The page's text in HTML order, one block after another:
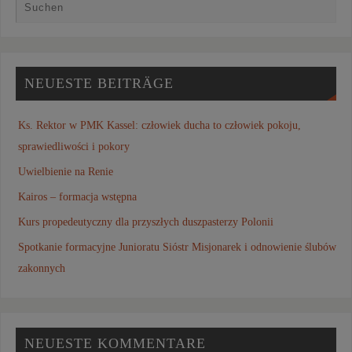
NEUESTE BEITRÄGE
Ks. Rektor w PMK Kassel: człowiek ducha to człowiek pokoju,
sprawiedliwości i pokory
Uwielbienie na Renie
Kairos – formacja wstępna
Kurs propedeutyczny dla przyszłych duszpasterzy Polonii
Spotkanie formacyjne Junioratu Sióstr Misjonarek i odnowienie ślubów
zakonnych
NEUESTE KOMMENTARE